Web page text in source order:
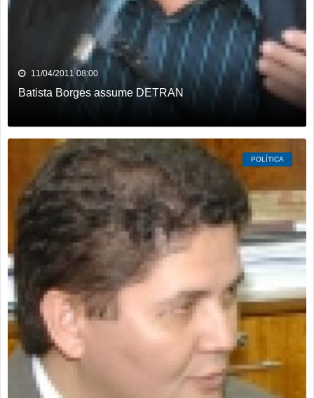
11/04/2011 08:00
Batista Borges assume DETRAN
POLÍTICA